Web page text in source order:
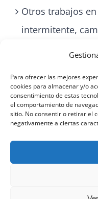
Para ofrecer las mejores
cookies para almacenar y/o
consentimiento de estas
el comportamiento de
sitio. No consentir o retirar el
negativamente a ciertas
Otros trabajos
intermitente,
Política